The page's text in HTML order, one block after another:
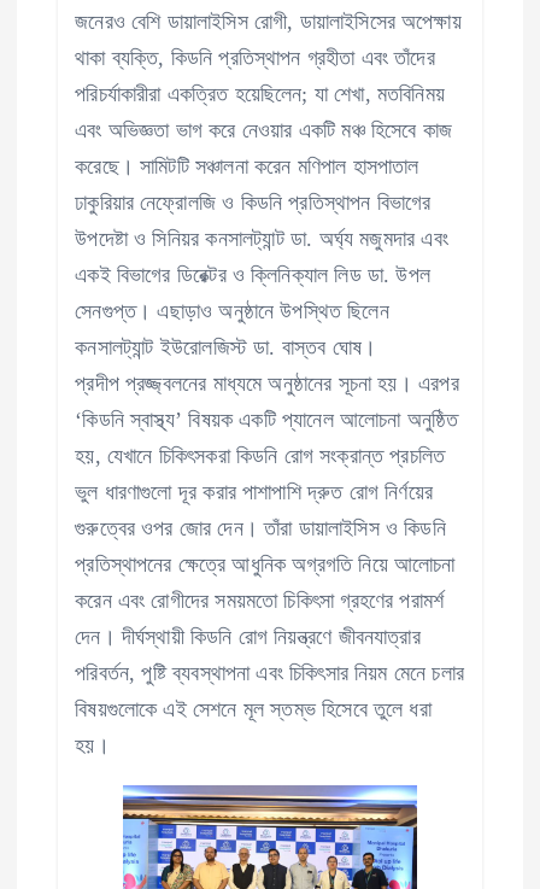
জনেরও বেশি ডায়ালাইসিস রোগী, ডায়ালাইসিসের অপেক্ষায়
থাকা ব্যক্তি, কিডনি প্রতিস্থাপন গ্রহীতা এবং তাঁদের
পরিচর্যাকারীরা একত্রিত হয়েছিলেন; যা শেখা, মতবিনিময়
এবং অভিজ্ঞতা ভাগ করে নেওয়ার একটি মঞ্চ হিসেবে কাজ
করেছে। সামিটটি সঞ্চালনা করেন মণিপাল হাসপাতাল
ঢাকুরিয়ার নেফ্রোলজি ও কিডনি প্রতিস্থাপন বিভাগের
উপদেষ্টা ও সিনিয়র কনসালট্যান্ট ডা. অর্ঘ্য মজুমদার এবং
একই বিভাগের ডিরেক্টর ও ক্লিনিক্যাল লিড ডা. উপল
সেনগুপ্ত। এছাড়াও অনুষ্ঠানে উপস্থিত ছিলেন
কনসালট্যান্ট ইউরোলজিস্ট ডা. বাস্তব ঘোষ।
প্রদীপ প্রজ্জ্বলনের মাধ্যমে অনুষ্ঠানের সূচনা হয়। এরপর
‘কিডনি স্বাস্থ্য’ বিষয়ক একটি প্যানেল আলোচনা অনুষ্ঠিত
হয়, যেখানে চিকিৎসকরা কিডনি রোগ সংক্রান্ত প্রচলিত
ভুল ধারণাগুলো দূর করার পাশাপাশি দ্রুত রোগ নির্ণয়ের
গুরুত্বের ওপর জোর দেন। তাঁরা ডায়ালাইসিস ও কিডনি
প্রতিস্থাপনের ক্ষেত্রে আধুনিক অগ্রগতি নিয়ে আলোচনা
করেন এবং রোগীদের সময়মতো চিকিৎসা গ্রহণের পরামর্শ
দেন। দীর্ঘস্থায়ী কিডনি রোগ নিয়ন্ত্রণে জীবনযাত্রার
পরিবর্তন, পুষ্টি ব্যবস্থাপনা এবং চিকিৎসার নিয়ম মেনে চলার
বিষয়গুলোকে এই সেশনে মূল স্তম্ভ হিসেবে তুলে ধরা
হয়।